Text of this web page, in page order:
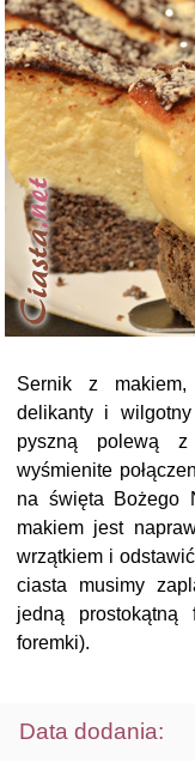
Sernik z
delikanty i
pyszną polewą
wyśmienite
na święta Bożego
makiem jest
wrzątkiem i
ciasta musimy
jedną prostokątną
foremki).
Data dodania: